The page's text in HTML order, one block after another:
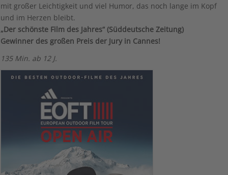
mit großer Leichtigkeit und viel Humor, das noch lange im Kopf
und im Herzen bleibt.
„Der schönste Film des Jahres“ (Süddeutsche Zeitung)
Gewinner des großen Preis der Jury in Cannes!
135 Min. ab 12 J.